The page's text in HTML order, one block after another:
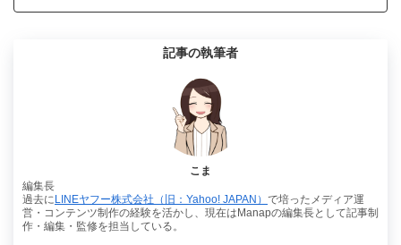
記事の執筆者
こま
編集長
過去に LINEヤフー株式会社（旧：Yahoo! JAPAN） で培ったメディア運
営・コンテンツ制作の経験を活かし、現在はManapの編集長として記事制
作・編集・監修を担当している。